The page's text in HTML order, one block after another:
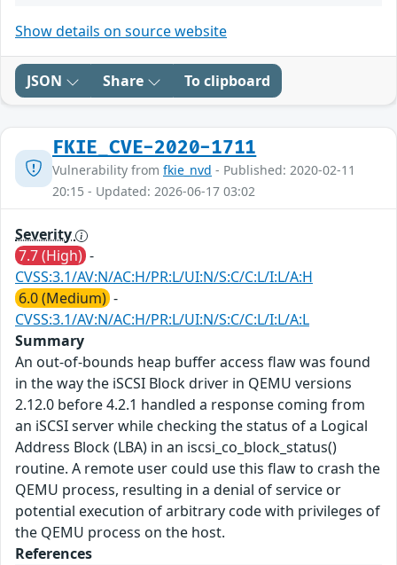
Show details on source website
JSON Share To clipboard
FKIE_CVE-2020-1711
Vulnerability from fkie_nvd - Published: 2020-02-11
20:15 - Updated: 2026-06-17 03:02
Severity
7.7 (High) -
CVSS:3.1/AV:N/AC:H/PR:L/UI:N/S:C/C:L/I:L/A:H
6.0 (Medium) -
CVSS:3.1/AV:N/AC:H/PR:L/UI:N/S:C/C:L/I:L/A:L
Summary
An out-of-bounds heap buffer access flaw was found
in the way the iSCSI Block driver in QEMU versions
2.12.0 before 4.2.1 handled a response coming from
an iSCSI server while checking the status of a Logical
Address Block (LBA) in an iscsi_co_block_status()
routine. A remote user could use this flaw to crash the
QEMU process, resulting in a denial of service or
potential execution of arbitrary code with privileges of
the QEMU process on the host.
References